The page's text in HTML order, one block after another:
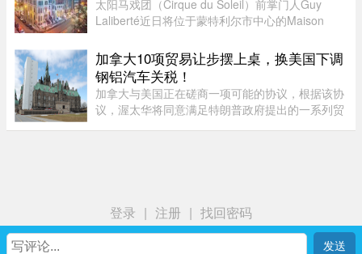
太阳马戏团（Cirque du Soleil）前掌门人Guy
Laliberté近日将位于蒙特利尔市中心的Maison
Mach，成交价达9300万元。Groupe Mach董事长
兼首席执行官Vincent Chiara昨天周四向 ...
加拿大10项贸易让步摆上桌，换美国下调
钢铝汽车关税！
加拿大与美国正在磋商一项可能的协议，根据该协
议，渥太华将同意满足特朗普政府提出的一系列贸
登录 | 注册 | 找回密码